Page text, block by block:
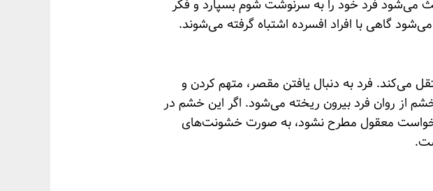
می‌شود فرد خود را به سرنوشت شوم بسپارد و فکر
گاهی با افراد افسرده اشتباه گرفته می‌شوند.
می‌کند. فرد به دنبال یافتن مقصر، متهم کردن و
از روان فرد بیرون ریخته می‌شود. اگر این خشم در
خواست معقول مطرح نشود، به صورت خشونت‌های